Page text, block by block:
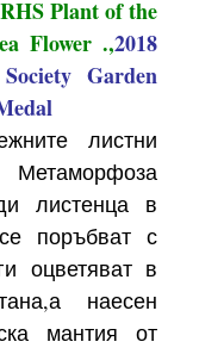
RHS Plant of the
Flower .,2018
Garden
листни
листенца в
поръбват с
оцветяват в
наесен
мантия от